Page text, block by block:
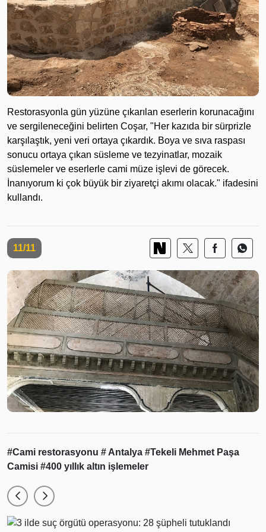
Restorasyonla gün yüzüne çıkarılan eserlerin korunacağını
ve sergileneceğini belirten Coşar, "Her kazıda bir sürprizle
karşılaştık, yeni veri ortaya çıkardık. Boya ve sıva raspası
sonucu ortaya çıkan süsleme ve tezyinatlar, mozaik
süslemeler ve eserlerle cami müze işlevi de görecek.
İnanıyorum ki çok büyük bir ziyaretçi akımı olacak." ifadesini
kullandı.
11/11
#Cami restorasyonu # Antalya #Tekeli Mehmet Paşa
Camisi #400 yıllık altın işlemeler